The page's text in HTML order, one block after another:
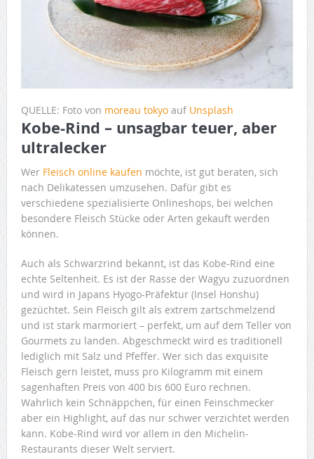
QUELLE: Foto von moreau tokyoauf Unsplash
Kobe-Rind – unsagbar teuer, aber
ultralecker
Wer Fleisch online kaufen möchte, ist gut beraten, sich
nach Delikatessen umzusehen. Dafür gibt es
verschiedene spezialisierte Onlineshops, bei welchen
besondere Fleisch Stücke oder Arten gekauft werden
können.
Auch als Schwarzrind bekannt, ist das Kobe-Rind eine
echte Seltenheit. Es ist der Rasse der Wagyu zuzuordnen
und wird in Japans Hyogo-Präfektur (Insel Honshu)
gezüchtet. Sein Fleisch gilt als extrem zartschmelzend
und ist stark marmoriert – perfekt, um auf dem Teller von
Gourmets zu landen. Abgeschmeckt wird es traditionell
lediglich mit Salz und Pfeffer. Wer sich das exquisite
Fleisch gern leistet, muss pro Kilogramm mit einem
sagenhaften Preis von 400 bis 600 Euro rechnen.
Wahrlich kein Schnäppchen, für einen Feinschmecker
aber ein Highlight, auf das nur schwer verzichtet werden
kann. Kobe-Rind wird vor allem in den Michelin-
Restaurants dieser Welt serviert.